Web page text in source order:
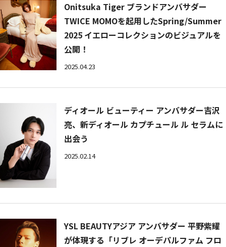
Onitsuka Tiger ブランドアンバサダー
TWICE MOMOを起用したSpring/Summer
2025 イエローコレクションのビジュアルを
公開！
2025.04.23
ディオール ビューティー アンバサダー吉沢
亮、新ディオール カプチュール ル セラムに
出会う
2025.02.14
YSL BEAUTYアジア アンバサダー 平野紫耀
が体現する「リブレ オーデパルファム フロ